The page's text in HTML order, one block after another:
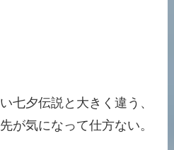
七夕伝説と大きく違う、
が気になって仕方ない。